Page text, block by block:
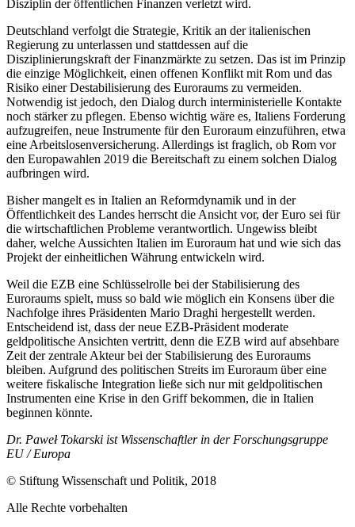
Disziplin der öffentlichen Finanzen verletzt wird.
Deutschland verfolgt die Strategie, Kritik an der italienischen
Regierung zu unter­lassen und stattdessen auf die
Disziplinierungskraft der Finanzmärkte zu setzen. Das ist im Prinzip
die einzige Möglichkeit, einen offenen Konflikt mit Rom und das
Risiko einer Destabilisierung des Euroraums zu vermeiden.
Notwendig ist jedoch, den Dialog durch interministerielle Kontakte
noch stärker zu pflegen. Ebenso wichtig wäre es, Italiens Forderung
aufzugreifen, neue Instrumente für den Euroraum ein­zuführen, etwa
eine Arbeitslosenversicherung. Allerdings ist fraglich, ob Rom vor
den Europawahlen 2019 die Bereitschaft zu einem solchen Dialog
aufbringen wird.
Bisher mangelt es in Italien an Reformdynamik und in der
Öffentlichkeit des Landes herrscht die Ansicht vor, der Euro sei für
die wirtschaftlichen Probleme ver­antwortlich. Ungewiss bleibt
daher, welche Aussichten Italien im Euroraum hat und wie sich das
Projekt der einheitlichen Wäh­rung entwickeln wird.
Weil die EZB eine Schlüsselrolle bei der Stabilisierung des
Euroraums spielt, muss so bald wie möglich ein Konsens über die
Nachfolge ihres Präsidenten Mario Draghi hergestellt werden.
Entscheidend ist, dass der neue EZB-Präsident moderate
geldpolitische Ansichten vertritt, denn die EZB wird auf absehbare
Zeit der zentrale Akteur bei der Stabilisierung des Euroraums
bleiben. Aufgrund des politischen Streits im Euro­raum über eine
weitere fiskalische Inte­gration ließe sich nur mit geldpolitischen
Instrumenten eine Krise in den Griff be­kommen, die in Italien
beginnen könnte.
Dr. Paweł Tokarski ist Wissenschaftler in der Forschungsgruppe
EU / Europa
© Stiftung Wissenschaft und Politik, 2018
Alle Rechte vorbehalten